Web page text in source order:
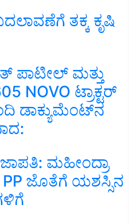
ತಕ್ಕ ಕೃಷಿ
ಪಾಟೀಲ್ ಮತ್ತು
NOVO ಟ್ರಾಕ್ಟರ್
ಡಾಕ್ಯುಮೆಂಟ್‌ನ
ಮಹೀಂದ್ರಾ
PP ಜೊತೆಗೆ ಯಶಸ್ಸಿನ